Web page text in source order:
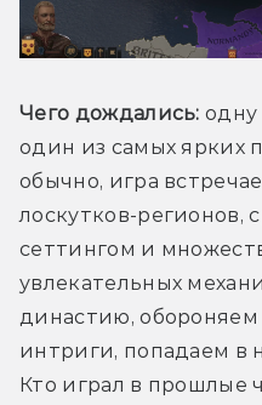
Чего дождались: одну
один из самых ярких
обычно, игра
лоскутков-регионов,
сеттингом и
увлекательных
династию,
интриги, попадаем в
Кто играл в прошлые